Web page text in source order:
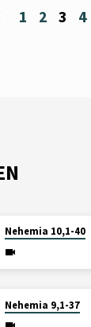
1 2 3 4
Nehemia 10,1-40
Nehemia 9,1-37